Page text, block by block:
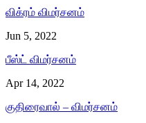
விக்ரம் விமர்சனம்
Jun 5, 2022
பீஸ்ட் விமர்சனம்
Apr 14, 2022
குதிரைவால் – விமர்சனம்